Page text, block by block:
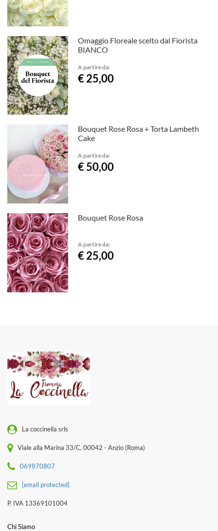
Omaggio Floreale scelto dal Fiorista
BIANCO
A partire da:
€ 25,00
Bouquet Rose Rosa + Torta Lambeth
Cake
A partire da:
€ 50,00
Bouquet Rose Rosa
A partire da:
€ 25,00
La coccinella srls
Viale alla Marina 33/C, 00042 - Anzio (Roma)
069870807
[email protected]
P. IVA 13369101004
Chi Siamo